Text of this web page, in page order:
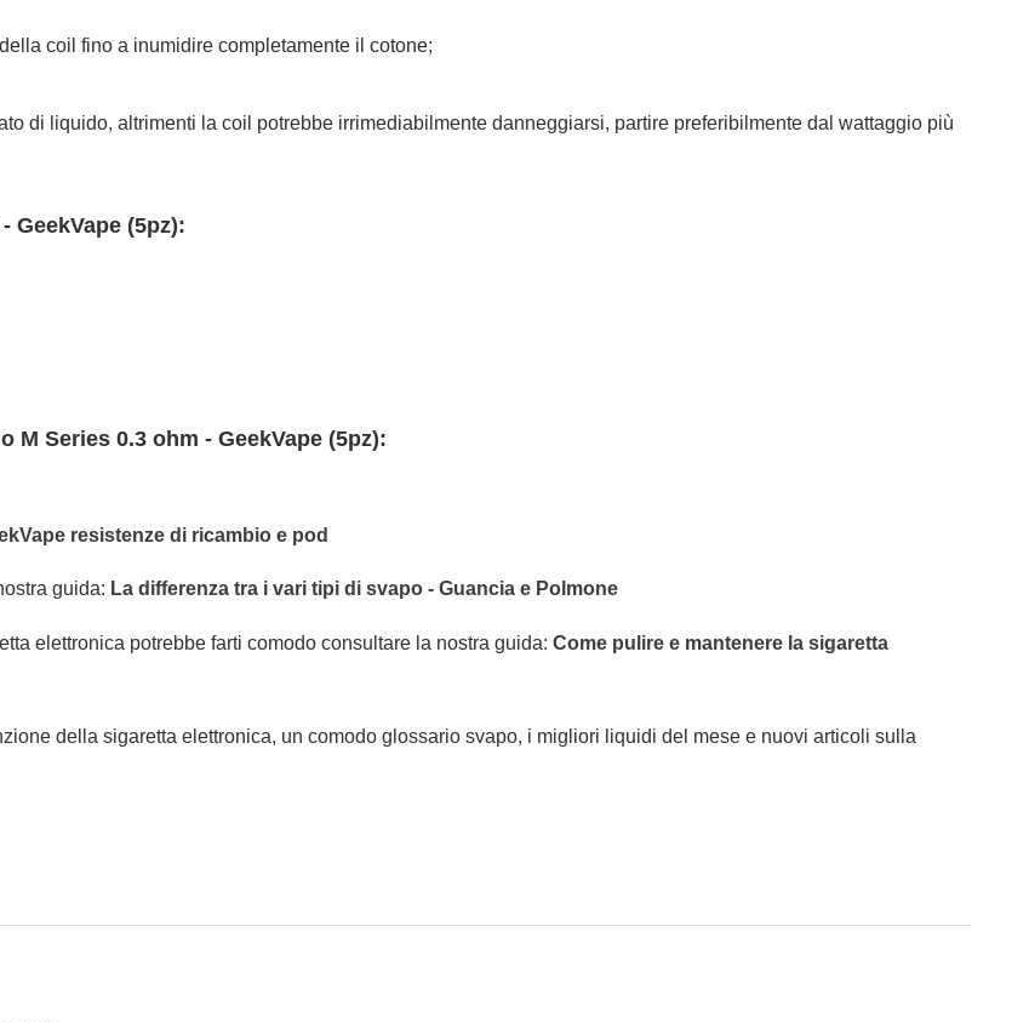
coil fino a inumidire completamente il cotone;
di liquido, altrimenti la coil potrebbe irrimediabilmente danneggiarsi, partire preferibilmente dal wattaggio più
GeekVape (5pz):
Series 0.3 ohm - GeekVape (5pz):
resistenze di ricambio e pod
guida: La differenza tra i vari tipi di svapo - Guancia e Polmone
elettronica potrebbe farti comodo consultare la nostra guida: Come pulire e mantenere la sigaretta
della sigaretta elettronica, un comodo glossario svapo, i migliori liquidi del mese e nuovi articoli sulla